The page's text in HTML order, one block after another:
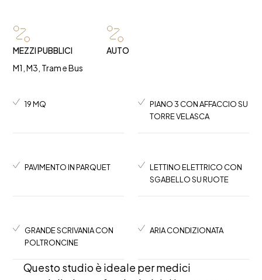
MEZZI PUBBLICI
M1, M3, Tram e Bus
AUTO
19 MQ
PIANO 3 CON AFFACCIO SU
TORRE VELASCA
PAVIMENTO IN PARQUET
LETTINO ELETTRICO CON
SGABELLO SU RUOTE
GRANDE SCRIVANIA CON
POLTRONCINE
ARIA CONDIZIONATA
Questo studio è ideale per medici